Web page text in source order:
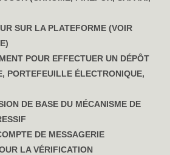
SUR LA PLATEFORME (VOIR
POUR EFFECTUER UN DÉPÔT
PORTEFEUILLE ÉLECTRONIQUE,
DE BASE DU MÉCANISME DE
DE MESSAGERIE
LA VÉRIFICATION